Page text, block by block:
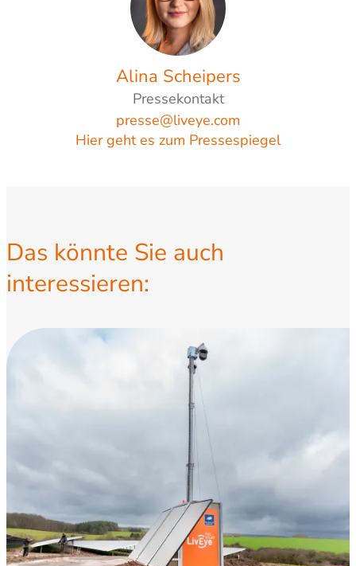
Alina Scheipers
Pressekontakt
presse@liveye.com
Hier geht es zum Pressespiegel
Das könnte Sie auch
interessieren: